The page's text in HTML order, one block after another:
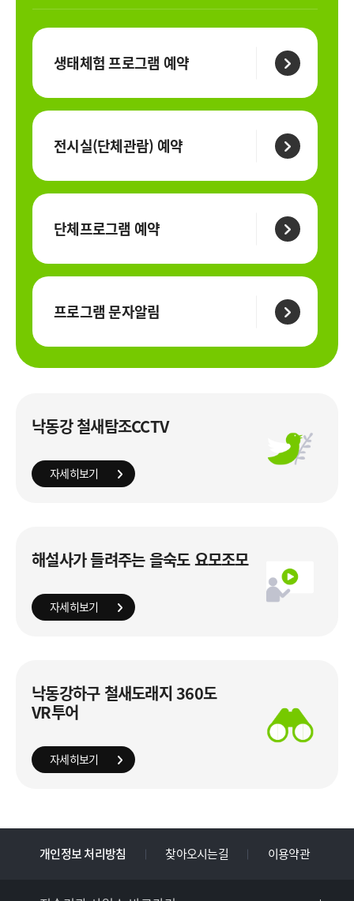
생태체험 프로그램 예약
전시실(단체관람) 예약
단체프로그램 예약
프로그램 문자알림
낙동강 철새탐조CCTV
자세히보기
해설사가 들려주는 을숙도 요모조모
자세히보기
낙동강하구 철새도래지 360도
VR투어
자세히보기
개인정보 처리방침 찾아오시는길 이용약관